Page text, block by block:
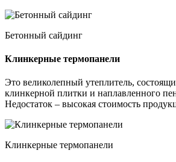
Бетонный сайдинг
Клинкерные термопанели
Это великолепный утеплитель,
клинкерной плитки и наплавленного
Недостаток – высокая стоимость
Клинкерные термопанели